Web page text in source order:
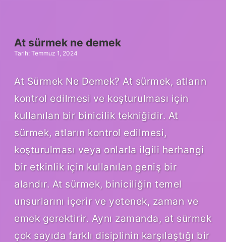
At sürmek ne demek
Tarih: Temmuz 1, 2024
At Sürmek Ne Demek? At sürmek, atların
kontrol edilmesi ve koşturulması için
kullanılan bir binicilik tekniğidir. At
sürmek, atların kontrol edilmesi,
koşturulması veya onlarla ilgili herhangi
bir etkinlik için kullanılan geniş bir
alandır. At sürmek, biniciliğin temel
unsurlarını içerir ve yetenek, zaman ve
emek gerektirir. Aynı zamanda, at sürmek
çok sayıda farklı disiplinin karşılaştığı bir